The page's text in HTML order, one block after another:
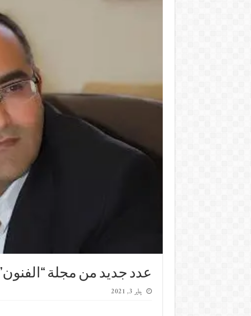
عدد جديد من مجلة “الفنون”
يناير 3, 2021